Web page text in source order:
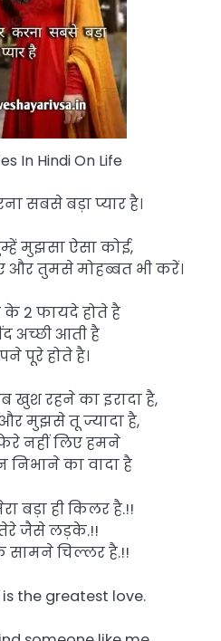
In Hindi On Life
सबसे बड़ा प्यार है।
मुझसा ऐसा कोई,
और तुमसे मोहब्बत भी करें।
2 फायदे होते है
अच्छी आती है
पूरे होते है।
खुश रहने का इरादा है,
मुझसे तू ज्यादा है,
नहीं लिए हमने
का वादा है
बड़ा ही किलर है.!!
जैसे लड़के.!!
सामने चिल्लर है.!!
the greatest love.